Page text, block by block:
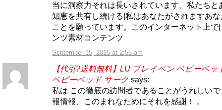
September 15, 2015 at 2:55 am
当に洞察力それは長いされています。私たちと
知恵を共有し続ける|私はあなたがされますあ
ことを願っています。このインターネット上で
ンツ素材コンテンツ
【代引?送料無料】LU プレイペン ベビーベッ
ベビーベッド サーク says:
私は この徹底の訪問者であることがうれしい
報情報、このまれなためにそれを感謝！ 。